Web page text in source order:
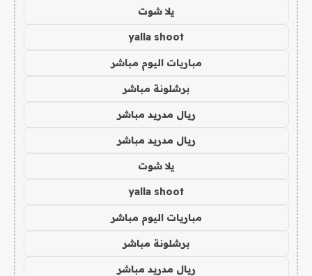
يلا شوت
yalla shoot
مباريات اليوم مباشر
برشلونة مباشر
ريال مدريد مباشر
ريال مدريد مباشر
يلا شوت
yalla shoot
مباريات اليوم مباشر
برشلونة مباشر
ريال مدريد مباشر